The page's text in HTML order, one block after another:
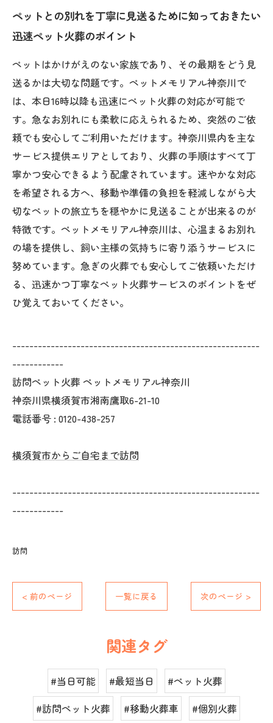
ペットとの別れを丁寧に見送るために知っておきたい
迅速ペット火葬のポイント
ペットはかけがえのない家族であり、その最期をどう見
送るかは大切な問題です。ペットメモリアル神奈川で
は、本日16時以降も迅速にペット火葬の対応が可能で
す。急なお別れにも柔軟に応えられるため、突然のご依
頼でも安心してご利用いただけます。神奈川県内を主な
サービス提供エリアとしており、火葬の手順はすべて丁
寧かつ安心できるよう配慮されています。速やかな対応
を希望される方へ、移動や準備の負担を軽減しながら大
切なペットの旅立ちを穏やかに見送ることが出来るのが
特徴です。ペットメモリアル神奈川は、心温まるお別れ
の場を提供し、飼い主様の気持ちに寄り添うサービスに
努めています。急ぎの火葬でも安心してご依頼いただけ
る、迅速かつ丁寧なペット火葬サービスのポイントをぜ
ひ覚えておいてください。
----------------------------------------------------------
------------
訪問ペット火葬 ペットメモリアル神奈川
神奈川県横須賀市湘南鷹取6-21-10
電話番号 : 0120-438-257
横須賀市からご自宅まで訪問
----------------------------------------------------------
------------
訪問
< 前のページ 一覧に戻る 次のページ >
関連タグ
#当日可能 #最短当日
#ペット火葬
#訪問ペット火葬
#移動火葬車 #個別火葬